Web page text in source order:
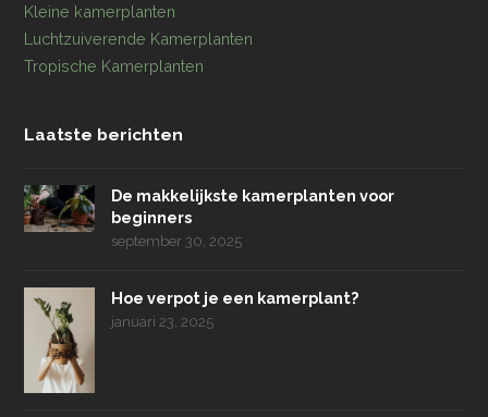
Kleine kamerplanten
Luchtzuiverende Kamerplanten
Tropische Kamerplanten
Laatste berichten
De makkelijkste kamerplanten voor
beginners
september 30, 2025
Hoe verpot je een kamerplant?
januari 23, 2025